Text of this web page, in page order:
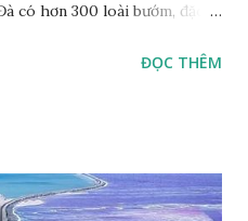
có hơn 300 loài bướm, đặc
đặc trưng là cái đuôi dài
ĐỌC THÊM